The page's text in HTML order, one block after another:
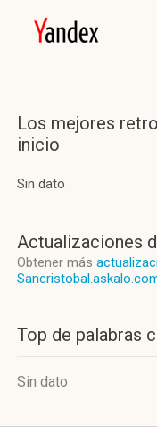
Los mejores
inicio
Sin dato
Actualizaciones
Obtener más
Top de palabras
Sin dato